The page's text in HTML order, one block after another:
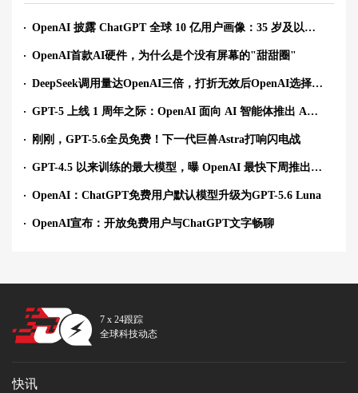
OpenAI 披露 ChatGPT 全球 10 亿用户画像：35 岁及以上用户用量上升
OpenAI首款AI硬件，为什么是个没有屏幕的"甜甜圈"
DeepSeek调用量达OpenAI三倍，打折无效后OpenAI选择免费
GPT-5 上线 1 周年之际：OpenAI 面向 AI 智能体推出 Agent Plugins 规范
刚刚，GPT-5.6全员免费！下一代巨兽Astra打响闪电战
GPT-4.5 以来训练的最大模型，曝 OpenAI 最快下周推出 Astra AI 模型
OpenAI：ChatGPT免费用户默认模型升级为GPT-5.6 Luna
OpenAI宣布：开放免费用户与ChatGPT文字畅聊
7 x 24跟踪
全球科技动态
快讯